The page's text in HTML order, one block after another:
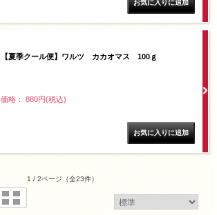
【夏季クール便】ワルツ カカオマス 100ｇ
価格： 880円(税込)
1 / 2ページ （全23件）